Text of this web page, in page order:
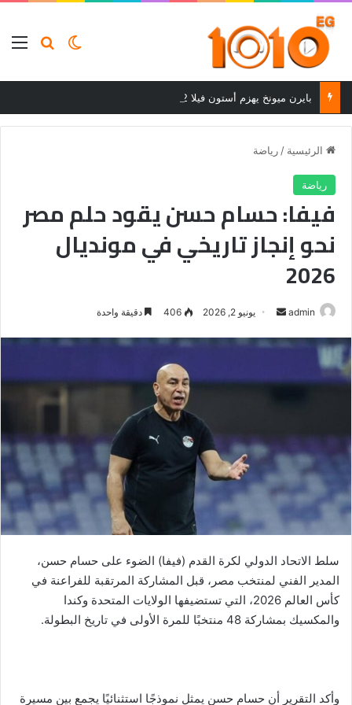
بحثالوضع
الرئيسية / رياضة
رياضة
فيفا: حسام حسن يقود حلم مصر
نحو إنجاز تاريخي في مونديال
2026
admin
أرسل
إلكترونيا
يونيو 2, 2026 406 دقيقة واحدة
سلط الاتحاد الدولي لكرة القدم (فيفا) الضوء على حسام حسن،
المدير الفني لمنتخب مصر، قبل المشاركة المرتقبة للفراعنة في
كأس العالم 2026، التي تستضيفها الولايات المتحدة وكندا
والمكسيك بمشاركة 48 منتخبًا للمرة الأولى في تاريخ البطولة.
وأكد التقرير أن حسام حسن يمثل نموذجًا استثنائيًا يجمع بين مسيرة